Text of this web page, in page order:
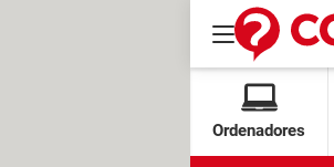
Ordenadores